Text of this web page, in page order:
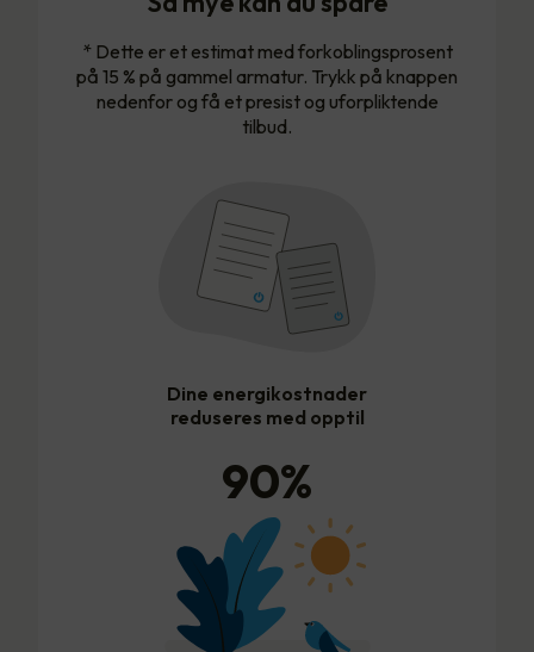
* Dette er et estimat med forkoblingsprosent
på 15 % på gammel armatur. Trykk på knappen
nedenfor og få et presist og uforpliktende
tilbud.
Dine energikostnader
reduseres med opptil
90%